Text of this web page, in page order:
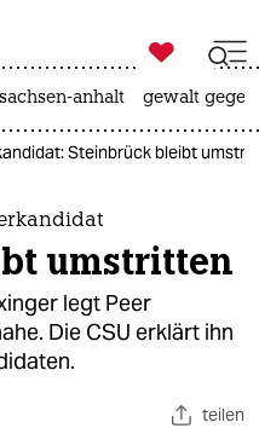

taz zahl ich
anhalt gewalt
Steinbrück bleibt
umstritten
legt Peer
Die CSU erklärt ihn
teilen